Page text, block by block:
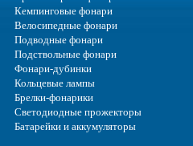
Кемпинговые фонари
Велосипедные фонари
Подводные фонари
Подствольные фонари
Фонари-дубинки
Кольцевые лампы
Брелки-фонарики
Светодиодные прожекторы
Батарейки и аккумуляторы